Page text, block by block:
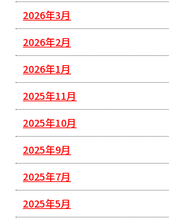
2026年3月
2026年2月
2026年1月
2025年11月
2025年10月
2025年9月
2025年7月
2025年5月